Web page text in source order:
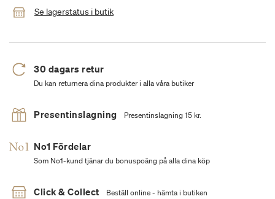
Se lagerstatus i butik
30 dagars retur
Du kan returnera dina produkter i alla våra butiker
Presentinslagning Presentinslagning 15 kr.
No1 Fördelar
Som No1-kund tjänar du bonuspoäng på alla dina köp
Click & Collect Beställ online - hämta i butiken